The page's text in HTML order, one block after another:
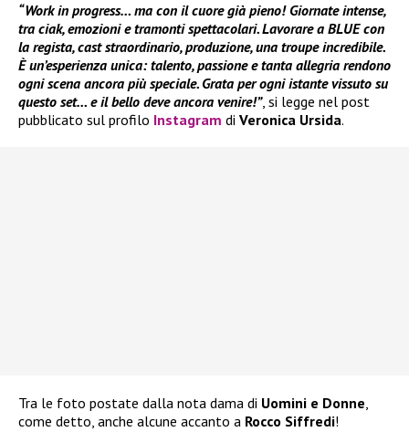
“Work in progress… ma con il cuore già pieno! Giornate intense,
tra ciak, emozioni e tramonti spettacolari. Lavorare a BLUE con
la regista, cast straordinario, produzione, una troupe incredibile.
È un’esperienza unica: talento, passione e tanta allegria rendono
ogni scena ancora più speciale. Grata per ogni istante vissuto su
questo set… e il bello deve ancora venire!”, si legge nel post
pubblicato sul profilo Instagram di Veronica Ursida.
Tra le foto postate dalla nota dama di Uomini e Donne,
come detto, anche alcune accanto a Rocco Siffredi!